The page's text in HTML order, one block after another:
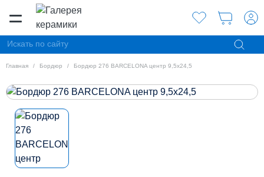
Главная Бордюр Бордюр 276 BARCELONA центр 9,5х24,5